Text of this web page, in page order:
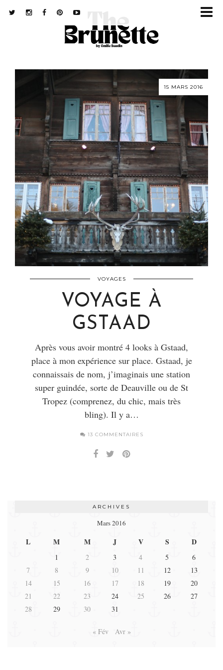
15 MARS 2016
VOYAGES
VOYAGE À
GSTAAD
Après vous avoir montré 4 looks à Gstaad,
place à mon expérience sur place. Gstaad, je
connaissais de nom, j’imaginais une station
super guindée, sorte de Deauville ou de St
Tropez (comprenez, du chic, mais très
bling). Il y a…
13 COMMENTAIRES
ARCHIVES
Mars 2016
L M M J V S D
1 2 3 4 5
6
7
8 9 10 11 12
13
14
15 16 17 18 19
20
21
22 23 24 25 26
27
28
29 30 31
« Fév Avr »